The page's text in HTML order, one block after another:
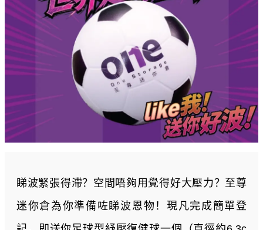
睇波緊張得滯？空間唔夠用覺得好大壓力？至尊
迷你倉為你準備咗睇波恩物！現凡完成簡單登